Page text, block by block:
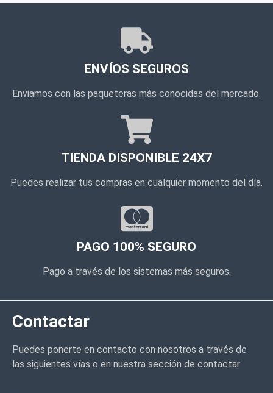
ENVÍOS SEGUROS
Enviamos con las paqueteras más conocidas del mercado.
TIENDA DISPONIBLE 24X7
Puedes realizar tus compras en cualquier momento del día.
PAGO 100% SEGURO
Pago a través de los sistemas más seguros.
Contactar
Puedes ponerte en contacto con nosotros a través de
las siguientes vías o en nuestra sección de contactar